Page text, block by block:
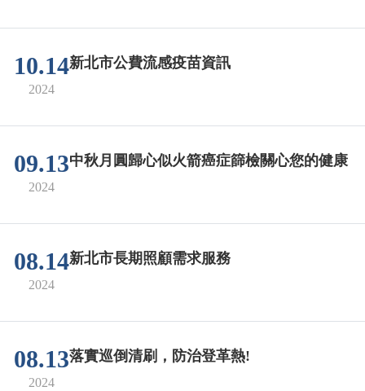
10.14
2024
新北市公費流感疫苗資訊
09.13
2024
中秋月圓歸心似火箭癌症篩檢關心您的健康
08.14
2024
新北市長期照顧需求服務
08.13
2024
落實巡倒清刷，防治登革熱!